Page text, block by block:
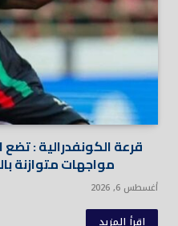
قرعة الكونفدرالية :
مواجهات متوازنة
أغسطس 6, 2026
اقرأ المزيد